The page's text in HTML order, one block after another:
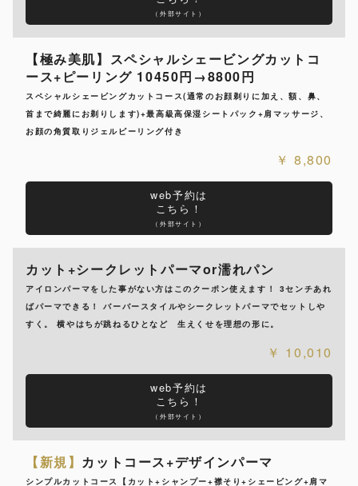
（外部サイト）
【極み美肌】スペシャルシェービングカットコ
ース+ピーリング 10450円→8800円
スペシャルシェービングカットコース(通常のお顔剃りに加え、額、鼻、
首まで綺麗にお剃りします)+最高級高保湿シートパック+肩マッサージ、
お顔の角質取りジェルピーリング付き
8,800
web予約は
こちら！
（外部サイト）
カット+シークレットパーマor濡れパン
アイロンパーマをした事がない方はこのクーポン使えます！ 3センチあれ
ばパーマできる！ バーバースタイルやシークレットパーマでセットしや
すく。 横やはちが跳ねるひとなど 生えくせを理想の形に。
10,010
web予約は
こちら！
（外部サイト）
【新規】 カットコース+デザインパーマ
シンプルカットコース【カット+シャンプー+襟そり+シェービング+肩マ